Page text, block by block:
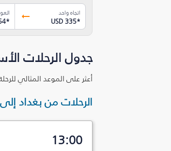
اتجاه واحد
USD 335*
*
جدول الرحلات
أعثر على الموعد المثالي
الرحلات من بغداد
13:00